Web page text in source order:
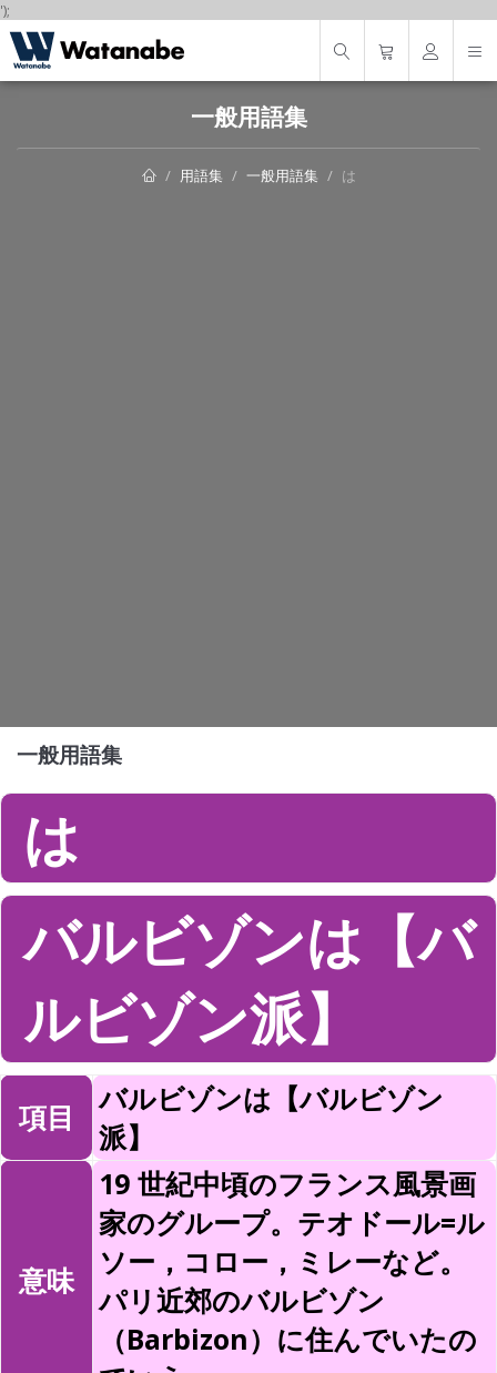
');
一般用語集
用語集 一般用語集 は
一般用語集
は
バルビゾンは【バ
ルビゾン派】
項目
バルビゾンは【バルビゾン
派】
意味
19 世紀中頃のフランス風景画
家のグループ。テオドール=ル
ソー，コロー，ミレーなど。
パリ近郊のバルビゾン
（Barbizon）に住んでいたの